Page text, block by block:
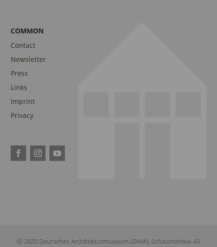
COMMON
Contact
Newsletter
Press
Links
Imprint
Privacy
ⓒ 2025 Deutsches Architekturmuseum (DAM), Schaumainkai 43,